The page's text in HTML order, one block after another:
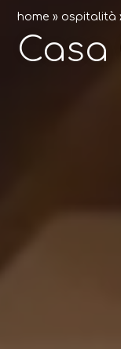
home » ospitalità
Casa